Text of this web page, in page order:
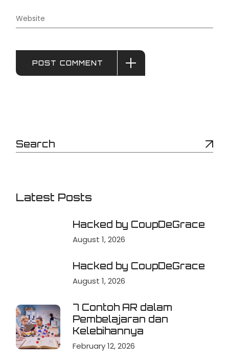
POST COMMENT
Latest Posts
Hacked by CoupDeGrace
August 1, 2026
Hacked by CoupDeGrace
August 1, 2026
7 Contoh AR dalam
Pembelajaran dan
Kelebihannya
February 12, 2026